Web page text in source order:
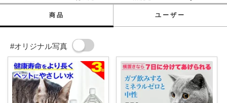
商品 ユーザー
#オリジナル写真